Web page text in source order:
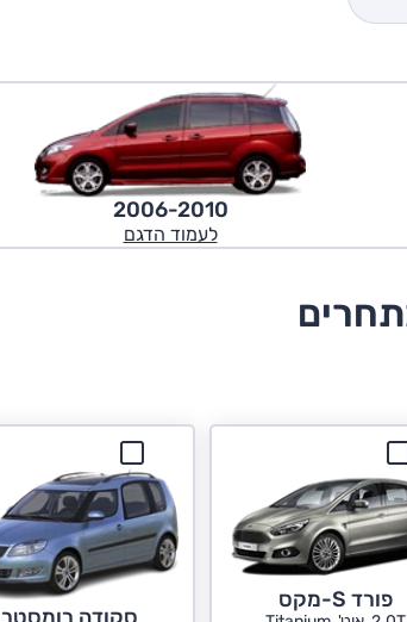
2006-2010
לעמוד הדגם
פורד S-מקס